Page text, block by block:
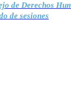
de Derechos
de sesiones